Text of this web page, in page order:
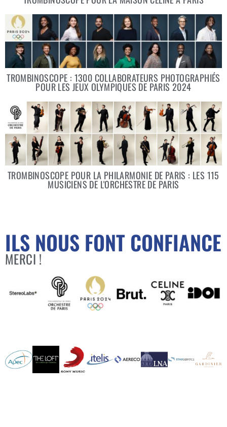
TROMBINOSCOPE : 1300 COLLABORATEURS PHOTOGRAPHIÉS
POUR LES JEUX OLYMPIQUES DE PARIS 2024
TROMBINOSCOPE POUR LA PHILARMONIE DE PARIS : LES 115
MUSICIENS DE L'ORCHESTRE DE PARIS
ILS NOUS FONT CONFIANCE
MERCI !